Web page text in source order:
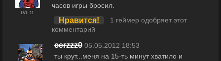
LVL 11
часов игры бросил.
Нравится!
1 геймер одобряет этот
комментарий
cerzzz0 05.05.2012 18:53
ты крут...меня на 15-ть минут хватило и